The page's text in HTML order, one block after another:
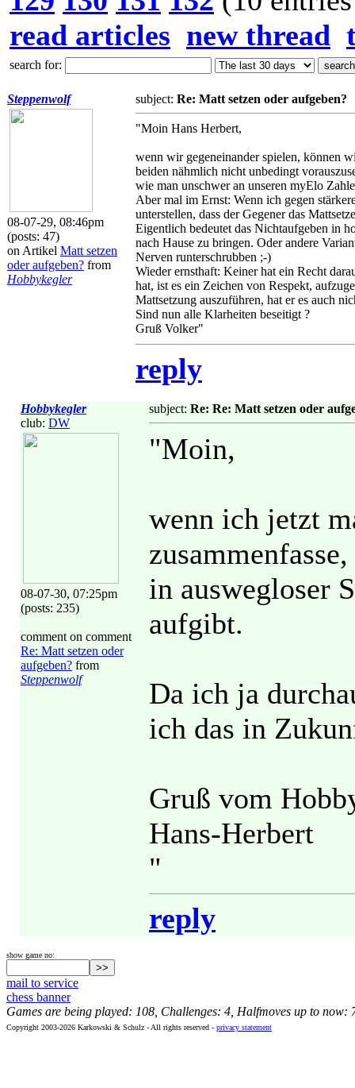
read articles new thread
search for:
Steppenwolf
08-07-29, 08:46pm
(posts: 47)
on Artikel Matt setzen
oder aufgeben? from
Hobbykegler
subject: Re: Matt setzen oder aufgeben?
"Moin Hans Herbert,
wenn wir gegeneinander spielen, können
beiden nähmlich nicht unbedingt
wie man unschwer an unseren myElo
Aber mal im Ernst: Wenn ich gegen
unterstellen, dass der Gegener das
Eigentlich bedeutet das Nichtaufgeben in
nach Hause zu bringen. Oder andere
Nerven runterschrubben ;-)
Wieder ernsthaft: Keiner hat ein Recht
hat, ist es ein Zeichen von Respekt,
Mattsetzung auszuführen, hat er es auch
Sind nun alle Klarheiten beseitigt ?
Gruß Volker"
reply
Hobbykegler
club: DW
08-07-30, 07:25pm
(posts: 235)
comment on comment
Re: Matt setzen oder
aufgeben? from
Steppenwolf
subject: Re: Re: Matt setzen oder
"Moin,
wenn ich jetzt
in auswegloser
aufgibt.
Da ich ja
ich das in
Gruß vom
Hans-Herbert
"
reply
show game no:
mail to service
chess banner
Games are being played: 108, Challenges: 4, Halfmoves up to now:
Copyright 2003-2026 Karkowski & Schulz - All rights reserved - privacy statement